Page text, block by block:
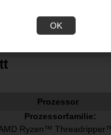
OK
€
Prozessor
Prozessorfamilie:
Ryzen™